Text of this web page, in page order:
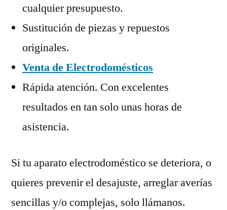
cualquier presupuesto.
Sustitución de piezas y repuestos
originales.
Venta de Electrodomésticos
Rápida atención. Con excelentes
resultados en tan solo unas horas de
asistencia.
Si tu aparato electrodoméstico se deteriora, o
quieres prevenir el desajuste, arreglar averías
sencillas y/o complejas, solo llámanos.